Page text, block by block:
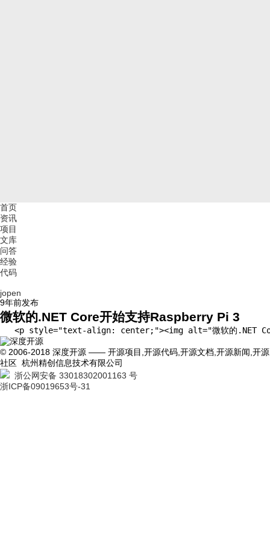
首页
资讯
项目
文库
问答
经验
代码
jopen
9年前发布
微软的.NET Core开始支持Raspberry Pi 3
<p style="text-align: center;"><img alt="微软的.NET
© 2006-2018 深度开源 —— 开源项目,开源代码,开源文档,开源新闻,开源
社区 杭州精创信息技术有限公司
浙公网安备 33018302001163 号
浙ICP备09019653号-31